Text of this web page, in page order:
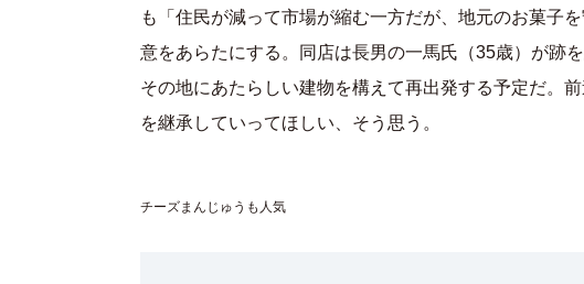
も「住民が減って市場が縮む一方だが、地元のお菓子
意をあらたにする。同店は長男の一馬氏（35歳）が跡
その地にあたらしい建物を構えて再出発する予定だ。
を継承していってほしい、そう思う。
チーズまんじゅうも人気